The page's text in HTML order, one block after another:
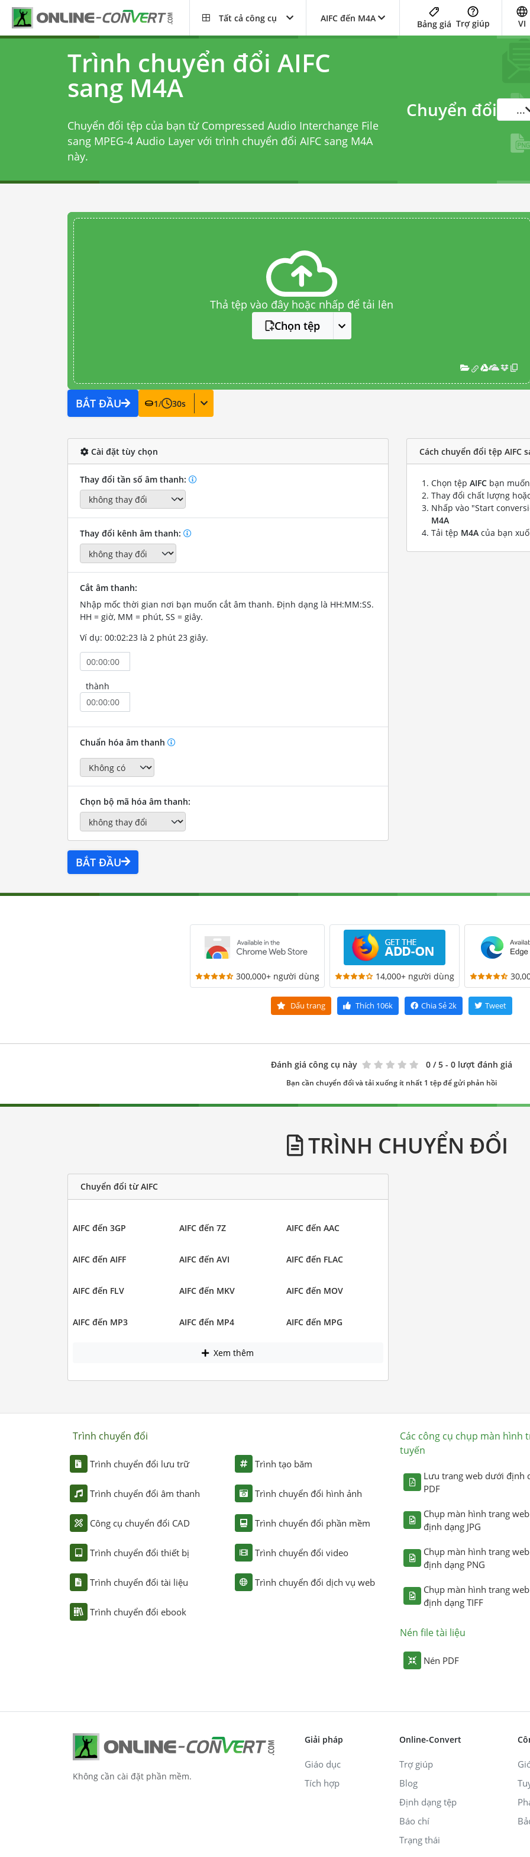
Tất cả công cụ AIFC đến M4A
Bảng giá Trợ giúp VI
Trình chuyển đổi AIFC
sang M4A
Chuyển đổi tệp của bạn từ Compressed Audio Interchange File
sang MPEG-4 Audio Layer với trình chuyển đổi AIFC sang M4A
này.
Chuyển đổi ...
Thả tệp vào đây hoặc nhấp để tải lên
Chọn tệp
BẮT ĐẦU 1/ 30s
Cài đặt tùy chọn
Thay đổi tần số âm thanh:
Thay đổi kênh âm thanh:
Cắt âm thanh:
Nhập mốc thời gian nơi bạn muốn cắt âm thanh. Định dạng là HH:MM:SS.
HH = giờ, MM = phút, SS = giây.
Ví dụ: 00:02:23 là 2 phút 23 giây.
thành
Chuẩn hóa âm thanh
Chọn bộ mã hóa âm thanh:
BẮT ĐẦU
Cách chuyển đổi tệp AIFC
Chọn tệp AIFC bạn
Thay đổi chất lượng
Nhấp vào "Start
M4A
Tải tệp M4A của bạn
300,000+ người dùng 14,000+ người dùng
Dấu trang Thích 106k Chia Sẻ2k Tweet
Đánh giá công cụ này 0 / 5 - 0 lượt đánh giá
Bạn cần chuyển đổi và tải xuống ít nhất 1 tệp để gửi phản hồi
TRÌNH CHUYỂN ĐỔI
Chuyển đổi từ AIFC
AIFC đến 3GP AIFC đến 7Z AIFC đến AAC
AIFC đến AIFF AIFC đến AVI AIFC đến FLAC
AIFC đến FLV AIFC đến MKV AIFC đến MOV
AIFC đến MP3 AIFC đến MP4 AIFC đến MPG
Xem thêm
Trình chuyển đổi
Trình chuyển đổi lưu trữ
Trình chuyển đổi âm thanh
Công cụ chuyển đổi CAD
Trình chuyển đổi thiết bị
Trình chuyển đổi tài liệu
Trình chuyển đổi ebook
Trình tạo băm
Trình chuyển đổi hình ảnh
Trình chuyển đổi phần mềm
Trình chuyển đổi video
Trình chuyển đổi dịch vụ web
Các công cụ chụp màn hình
tuyến
Lưu trang web dưới định
PDF
Chụp màn hình trang
định dạng JPG
Chụp màn hình trang
định dạng PNG
Chụp màn hình trang
định dạng TIFF
Nén file tài liệu
Nén PDF
Không cần cài đặt phần mềm.
Giải pháp
Giáo dục
Tích hợp
Online-Convert
Trợ giúp
Blog
Định dạng tệp
Báo chí
Trạng thái